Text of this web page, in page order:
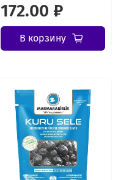
172.00 ₽
В корзину